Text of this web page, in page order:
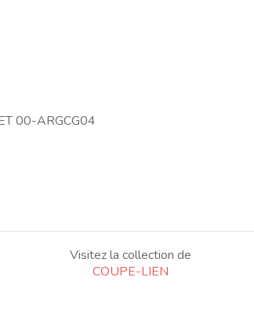
00-ARGCG04
Visitez la collection de
COUPE-LIEN